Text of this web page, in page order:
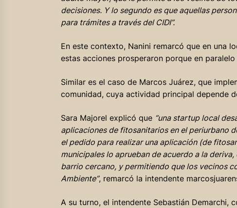
decisiones. Y lo segundo es que aquellas
para trámites a través del CIDI”.
En este contexto, Nanini remarcó que en una
estas acciones prosperaron porque en
Similar es el caso de Marcos Juárez, que
comunidad, cuya actividad principal depende
Sara Majorel explicó que “una startup local
aplicaciones de fitosanitarios en el periurbano
el pedido para realizar una aplicación (de
municipales lo aprueban de acuerdo a la
barrio cercano, y permitiendo que los vecinos
Ambiente”, remarcó la intendente
A su turno, el intendente Sebastián Demarchi,